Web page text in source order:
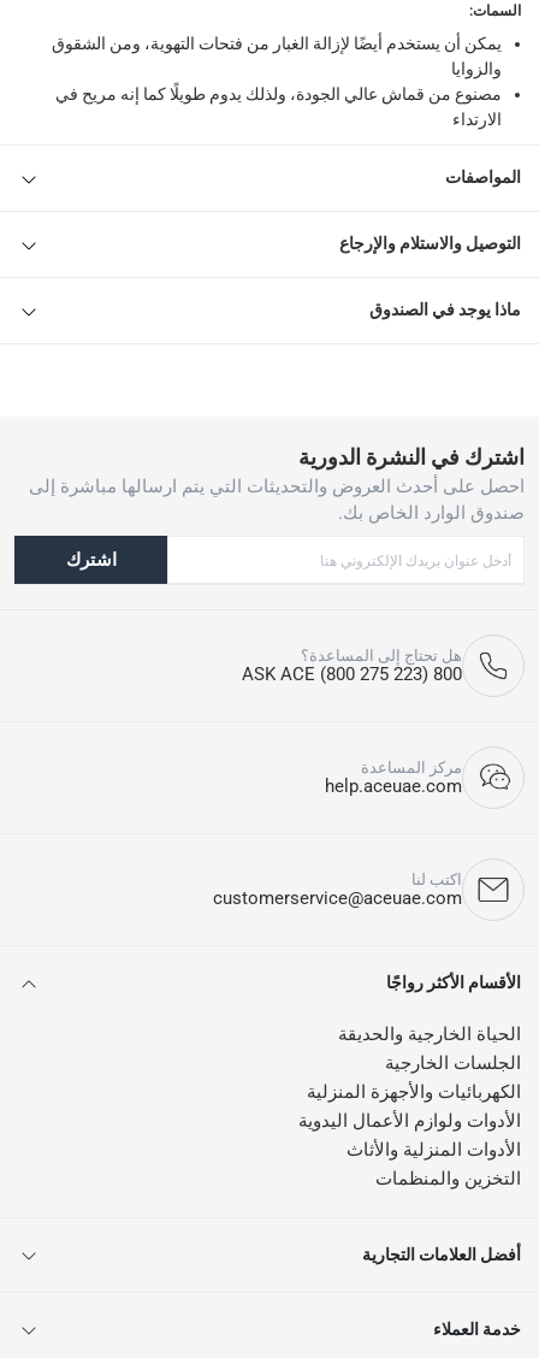
السمات:
يمكن أن يستخدم أيضًا لإزالة الغبار من فتحات التهوية، ومن الشقوق
والزوايا
مصنوع من قماش عالي الجودة، ولذلك يدوم طويلًا كما إنه مريح في
الارتداء
المواصفات
التوصيل والاستلام والإرجاع
ماذا يوجد في الصندوق
اشترك في النشرة الدورية
احصل على أحدث العروض والتحديثات التي يتم ارسالها مباشرة إلى
صندوق الوارد الخاص بك.
اشترك
هل تحتاج إلى المساعدة؟
800 ASK ACE (800 275 223)
مركز المساعدة
help.aceuae.com
اكتب لنا
customerservice@aceuae.com
الأقسام الأكثر رواجًا
الحياة الخارجية والحديقة
الجلسات الخارجية
الكهربائيات والأجهزة المنزلية
الأدوات ولوازم الأعمال اليدوية
الأدوات المنزلية والأثاث
التخزين والمنظمات
أفضل العلامات التجارية
خدمة العملاء